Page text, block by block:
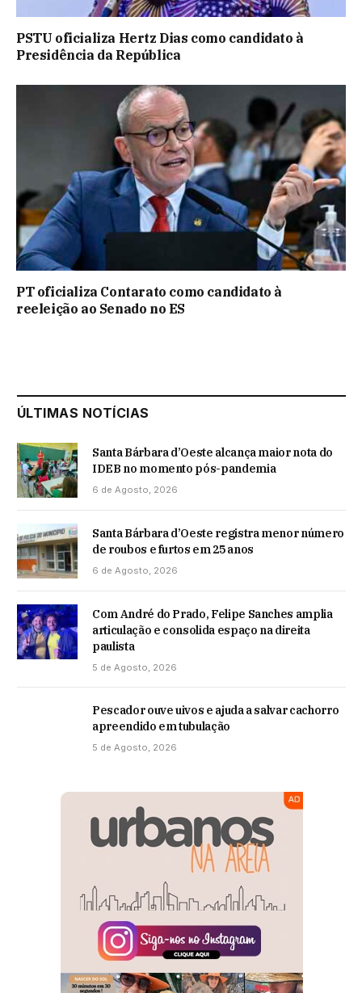
PSTU oficializa Hertz Dias como candidato à
Presidência da República
PT oficializa Contarato como candidato à
reeleição ao Senado no ES
ÚLTIMAS NOTÍCIAS
Santa Bárbara d’Oeste alcança maior nota do
IDEB no momento pós-pandemia
6 de Agosto, 2026
Santa Bárbara d’Oeste registra menor número
de roubos e furtos em 25 anos
6 de Agosto, 2026
Com André do Prado, Felipe Sanches amplia
articulação e consolida espaço na direita
paulista
5 de Agosto, 2026
Pescador ouve uivos e ajuda a salvar cachorro
apreendido em tubulação
5 de Agosto, 2026